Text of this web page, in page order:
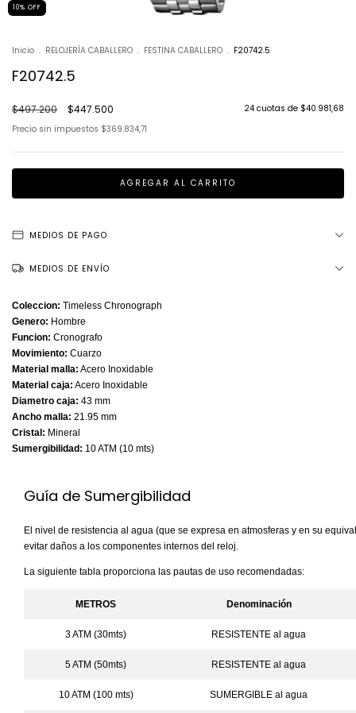
10% OFF
Inicio . RELOJERÍA CABALLERO . FESTINA CABALLERO . F20742.5
F20742.5
$497.200 $447.500 24 cuotas de $40.981,68
Precio sin impuestos $369.834,71
MEDIOS DE PAGO
MEDIOS DE ENVÍO
Coleccion: Timeless Chronograph
Genero: Hombre
Funcion: Cronografo
Movimiento: Cuarzo
Material malla: Acero Inoxidable
Material caja: Acero Inoxidable
Diametro caja: 43 mm
Ancho malla: 21.95 mm
Cristal: Mineral
Sumergibilidad: 10 ATM (10 mts)
Guía de Sumergibilidad
El nivel de resistencia al agua (que se expresa en atmosferas y en su
evitar daños a los componentes internos del reloj.
La siguiente tabla proporciona las pautas de uso recomendadas:
METROS Denominación
3 ATM (30mts) RESISTENTE al agua
5 ATM (50mts) RESISTENTE al agua
10 ATM (100 mts) SUMERGIBLE al agua